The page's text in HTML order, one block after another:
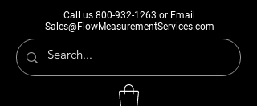
Call us 800-932-1263 or Email
Sales@FlowMeasurementServices.com